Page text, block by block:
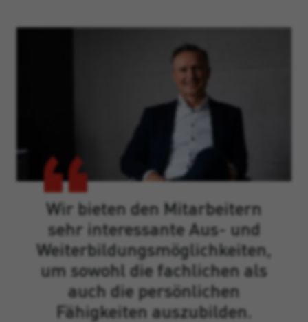
Wir bieten den Mitarbeitern
sehr interessante Aus- und
Weiterbildungsmöglichkeiten,
um sowohl die fachlichen als
auch die persönlichen
Fähigkeiten auszubilden.